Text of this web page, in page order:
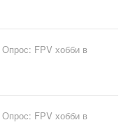
Опрос: FPV хобби в
Опрос: FPV хобби в